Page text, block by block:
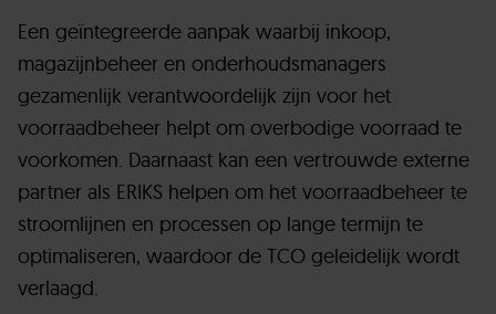
Een geïntegreerde aanpak waarbij inkoop,
magazijnbeheer en onderhoudsmanagers
gezamenlijk verantwoordelijk zijn voor het
voorraadbeheer helpt om overbodige voorraad te
voorkomen. Daarnaast kan een vertrouwde externe
partner als ERIKS helpen om het voorraadbeheer te
stroomlijnen en processen op lange termijn te
optimaliseren, waardoor de TCO geleidelijk wordt
verlaagd.